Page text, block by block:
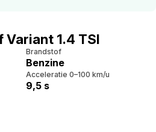
Variant 1.4 TSI
Brandstof
Benzine
Acceleratie 0–100 km/u
9,5 s